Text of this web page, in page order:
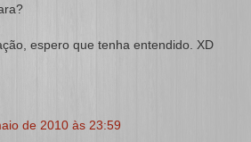
espero que tenha entendido. XD
de 2010 às 23:59